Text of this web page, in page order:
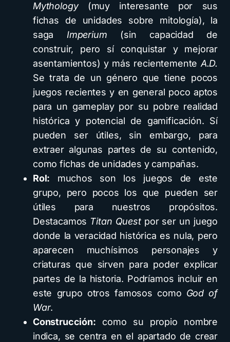
Mythology(muy interesante por sus
fichas de unidades sobre mitología), la
saga Imperium (sin capacidad de
construir, pero sí conquistar y mejorar
asentamientos) y más recientemente A.D.
Se trata de un género que tiene pocos
juegos recientes y en general poco aptos
para un gameplay por su pobre realidad
histórica y potencial de gamificación. Sí
pueden ser útiles, sin embargo, para
extraer algunas partes de su contenido,
como fichas de unidades y campañas.
Rol: muchos son los juegos de este
grupo, pero pocos los que pueden ser
útiles para nuestros propósitos.
Destacamos Titan Questpor ser un juego
donde la veracidad histórica es nula, pero
aparecen muchísimos personajes y
criaturas que sirven para poder explicar
partes de la historia. Podríamos incluir en
este grupo otros famosos como God of
War.
Construcción: como su propio nombre
indica, se centra en el apartado de crear